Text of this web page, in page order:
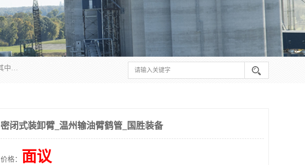
江苏国胜石化装备科技有限公司生产的产品广泛的应用于石油、石化等行业中，产品种类齐全，其中包括装卸鹤管、汽车鹤管、火车鹤管、装车鹤管、卸车鹤管、上装鹤管、下装鹤管、lng鹤管、发油鹤管、液氨鹤管、液化气鹤管等，我们生产的产品质量上乘，价格实惠，服务好，买鹤管就到国胜石化装备！
密闭式装卸臂_温州输油臂鹤管_国胜装备
价格： 面议